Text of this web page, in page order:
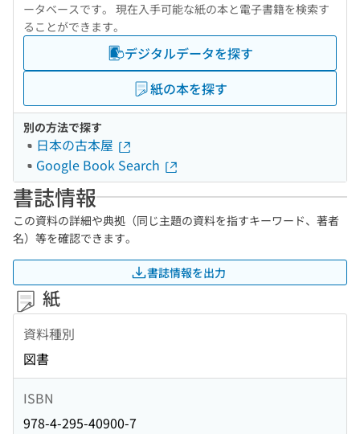
ータベースです。 現在入手可能な紙の本と電子書籍を検索す
ることができます。
デジタルデータを探す
紙の本を探す
別の方法で探す
日本の古本屋
Google Book Search
書誌情報
この資料の詳細や典拠（同じ主題の資料を指すキーワード、著者
名）等を確認できます。
書誌情報を出力
紙
資料種別
図書
ISBN
978-4-295-40900-7